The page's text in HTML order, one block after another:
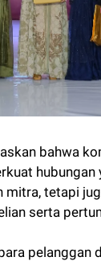
bahwa
tetapi
serta